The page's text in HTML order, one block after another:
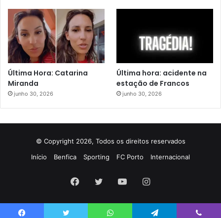
Última Hora: Catarina
Miranda
junho 30, 2026
Última hora: acidente na
estação de Francos
junho 30, 2026
© Copyright 2026, Todos os direitos reservados
Início
Benfica Sporting FC Porto Internacional
Facebook
TwitterYouTubeInstagram